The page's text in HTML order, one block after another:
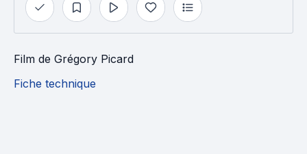
Film de Grégory Picard
Fiche technique